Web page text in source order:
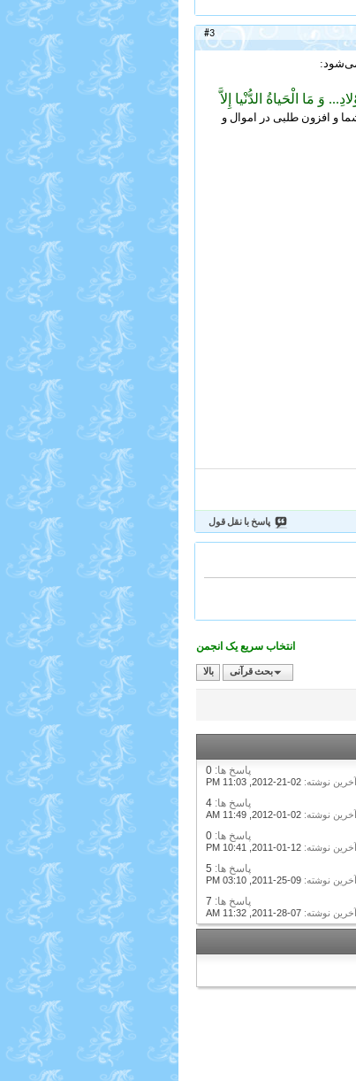
#3
می‌شود:
وَ مَا الْحَیاةُ الدُّنْیا إِلاَّ
و افزون طلبی در اموال و
پاسخ با نقل قول
انتخاب سریع یک انجمن
بحث قرآنی بالا
پاسخ ها:
آخرين نوشته: 11:03 PM
پاسخ ها:
آخرين نوشته: 11:49 AM
پاسخ ها:
آخرين نوشته: 10:41 PM
پاسخ ها:
آخرين نوشته: 03:10 PM
پاسخ ها:
آخرين نوشته: 11:32 AM